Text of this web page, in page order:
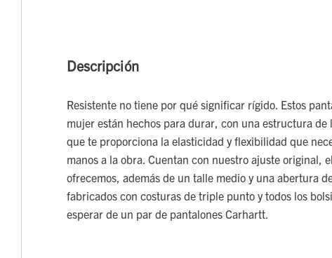
Descripción
Resistente no tiene por qué significar rígido. Estos
mujer están hechos para durar, con una estructura de
que te proporciona la elasticidad y flexibilidad que
manos a la obra. Cuentan con nuestro ajuste original,
ofrecemos, además de un talle medio y una abertura
fabricados con costuras de triple punto y todos los
esperar de un par de pantalones Carhartt.